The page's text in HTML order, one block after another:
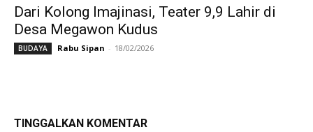
Dari Kolong Imajinasi, Teater 9,9 Lahir di
Desa Megawon Kudus
BUDAYA Rabu Sipan - 18/02/2026
TINGGALKAN KOMENTAR